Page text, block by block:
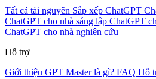
Tất cả tài nguyên Sắp xếp ChatGPT
ChatGPT cho nhà sáng lập ChatGPT
ChatGPT cho nhà nghiên cứu
Hỗ trợ
Giới thiệu GPT Master là gì? FAQ Hỗ